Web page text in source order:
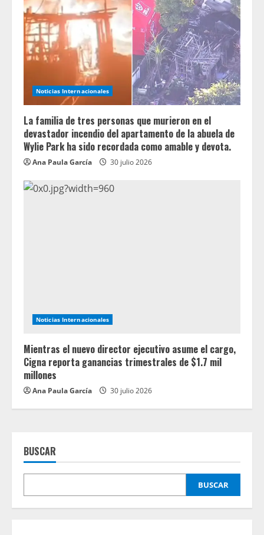
Noticias Internacionales
La familia de tres personas que murieron en el
devastador incendio del apartamento de la abuela de
Wylie Park ha sido recordada como amable y devota.
Ana Paula García 30 julio 2026
Noticias Internacionales
Mientras el nuevo director ejecutivo asume el cargo,
Cigna reporta ganancias trimestrales de $1.7 mil
millones
Ana Paula García 30 julio 2026
BUSCAR
BUSCAR